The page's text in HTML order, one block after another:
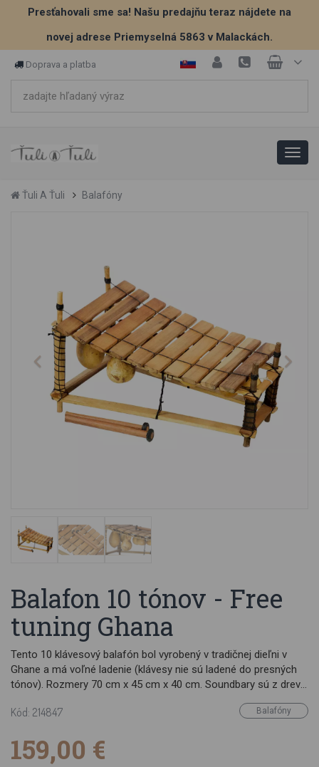
Presťahovali sme sa! Našu predajňu teraz nájdete na
novej adrese Priemyselná 5863 v Malackách.
Doprava a platba
Ťuli A Ťuli Balafóny
Balafon 10 tónov - Free
tuning Ghana
Tento 10 klávesový balafón bol vyrobený v tradičnej dieľni v
Ghane a má voľné ladenie (klávesy nie sú ladené do presných
tónov). Rozmery 70 cm x 45 cm x 40 cm. Soundbary sú z dreva
tekvice slúžiace ako rezonančné komory, súčasťou sú 2 paličky.
Skladá sa z drevených tyčí umiestnených na drevenom ráme a
často sa hrá s paličkami. Balafon je pôvodom z Ghany, si našiel
Kód: 214847 Balafóny
159,00 €